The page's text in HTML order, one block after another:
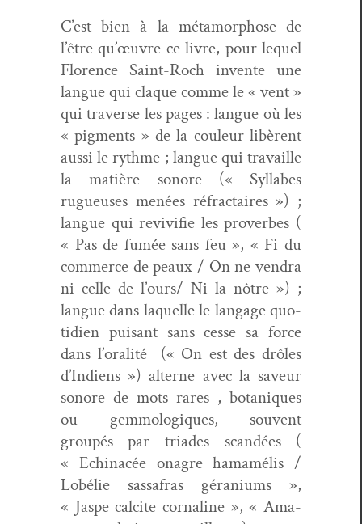
C’est bien à la méta­mor­phose de
l’être qu’œuvre ce livre, pour lequel
Flo­rence Saint-Roch invente une
langue qui claque comme le « vent »
qui tra­verse les pages : langue où les
« pig­ments » de la couleur libèrent
aus­si le rythme ; langue qui tra­vaille
la matière sonore (« Syl­labes
rugueuses menées réfrac­taires ») ;
langue qui reviv­i­fie les proverbes (
« Pas de fumée sans feu », « Fi du
com­merce de peaux / On ne ven­dra
ni celle de l’ours/ Ni la nôtre ») ;
langue dans laque­lle le lan­gage quo­
ti­di­en puisant sans cesse sa force
dans l’oralité
(« On est des drôles
d’Indiens ») alterne avec la saveur
sonore de mots rares , botaniques
ou gem­mologiques, sou­vent
groupés par tri­ades scan­dées (
« Echi­nacée ona­gre hamamélis /
Lobélie sas­safras géra­ni­ums »,
« Jaspe cal­cite cor­naline », « Ama­